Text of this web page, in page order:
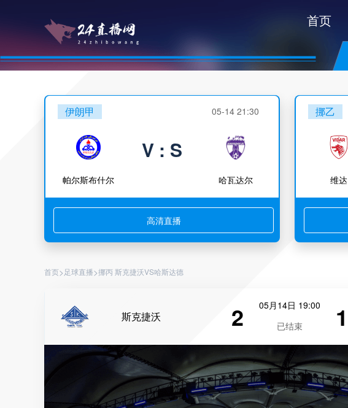
首页
伊朗甲 05-14 21:30
帕尔斯布什尔
V : S
哈瓦达尔
高清直播
挪乙
维达
首页> 足球直播>挪丙 斯克捷沃VS哈斯达德
斯克捷沃 2
05月14日 19:00
已结束
1